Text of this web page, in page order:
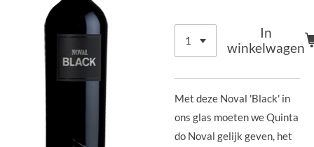
In
winkelwagen
Met deze Noval 'Black' in
ons glas moeten we Quinta
do Noval gelijk geven, het